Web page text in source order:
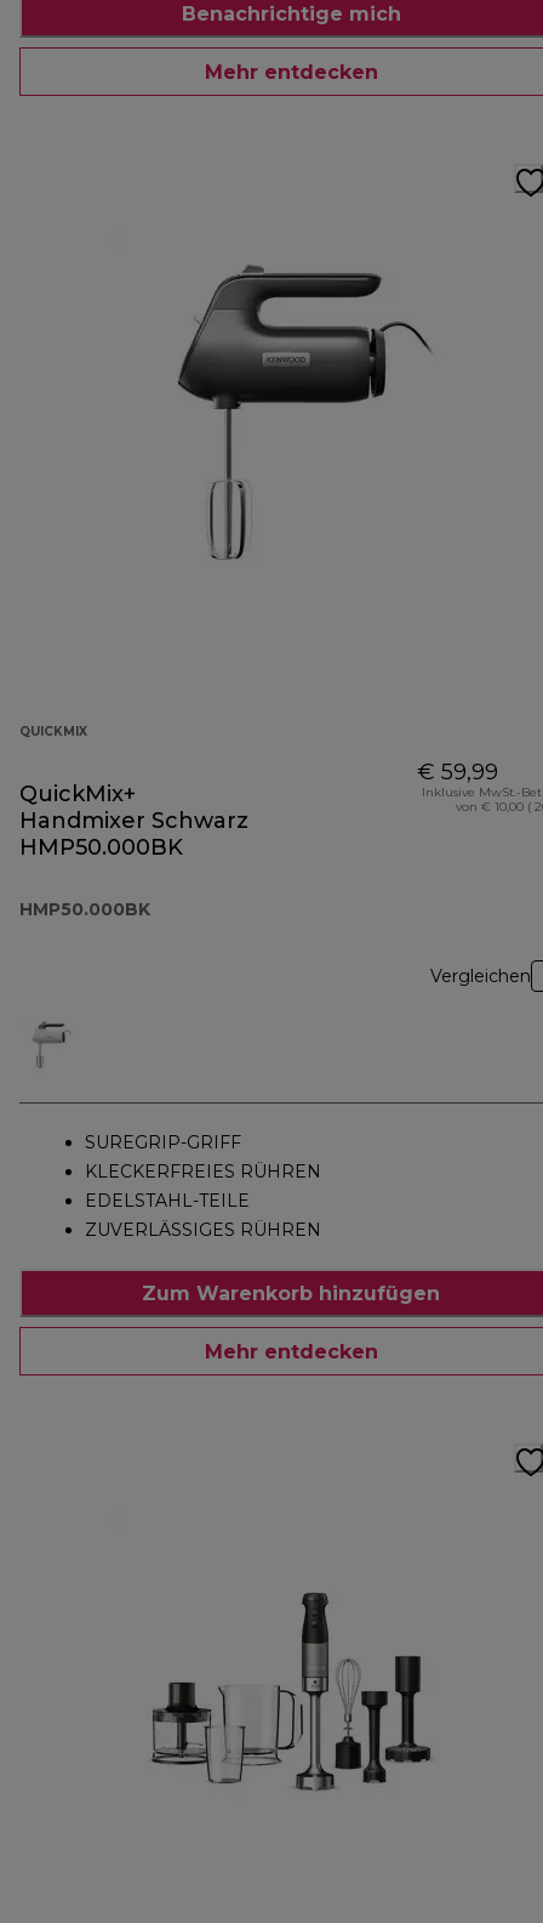
Benachrichtige mich
Mehr entdecken
QUICKMIX
QuickMix+
Handmixer Schwarz
HMP50.000BK
HMP50.000BK
€ 59,99
Inklusive MwSt.-
von € 10,00 (
Vergleichen
SUREGRIP-GRIFF
KLECKERFREIES RÜHREN
EDELSTAHL-TEILE
ZUVERLÄSSIGES RÜHREN
Zum Warenkorb hinzufügen
Mehr entdecken